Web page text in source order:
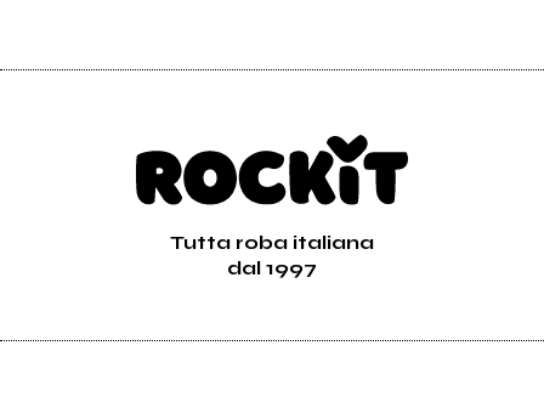
Tutta roba italiana
dal 1997